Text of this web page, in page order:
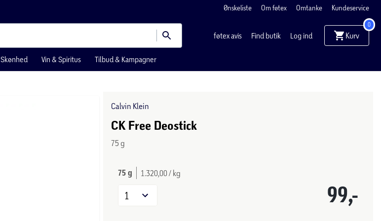
Ønskeliste Om føtex Omtanke Kundeservice
føtex avis Find butik Log ind Kurv
0
Skønhed Vin & Spiritus Tilbud & Kampagner
Calvin Klein
CK Free Deostick
75 g
75 g 1.320,00 / kg
99,-
1